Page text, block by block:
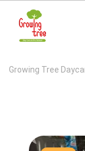
Growing Tree